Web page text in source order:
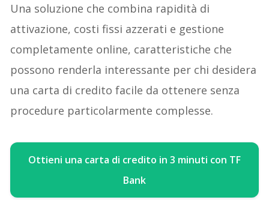
Una soluzione che combina rapidità di
attivazione, costi fissi azzerati e gestione
completamente online, caratteristiche che
possono renderla interessante per chi desidera
una carta di credito facile da ottenere senza
procedure particolarmente complesse.
Ottieni una carta di credito in 3 minuti con TF
Bank